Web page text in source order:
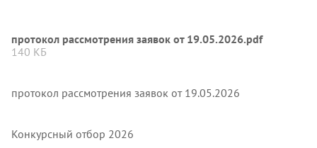
протокол рассмотрения заявок от 19.05.2026.pdf
140 КБ
протокол рассмотрения заявок от 19.05.2026
Конкурсный отбор 2026